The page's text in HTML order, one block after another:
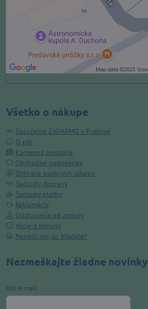
Povoliť tentokrát
Povoliť a zapamätať - súhlas s
druhom cookie: Funkčné
Otvoriť obsah v novom okne
Všetko o nákupe
Doručenie ZADARMO v Prešove
O nás
Kamenná predajňa
Obchodné podmienky
Ochrana osobných údajov
Spôsoby dopravy
Spôsoby platby
Reklamácie
Odstúpenie od zmluvy
Akcie a bonusy
Nenašli ste, čo hľadáte?
Nezmeškajte žiadne novinky
Váš e-mail *